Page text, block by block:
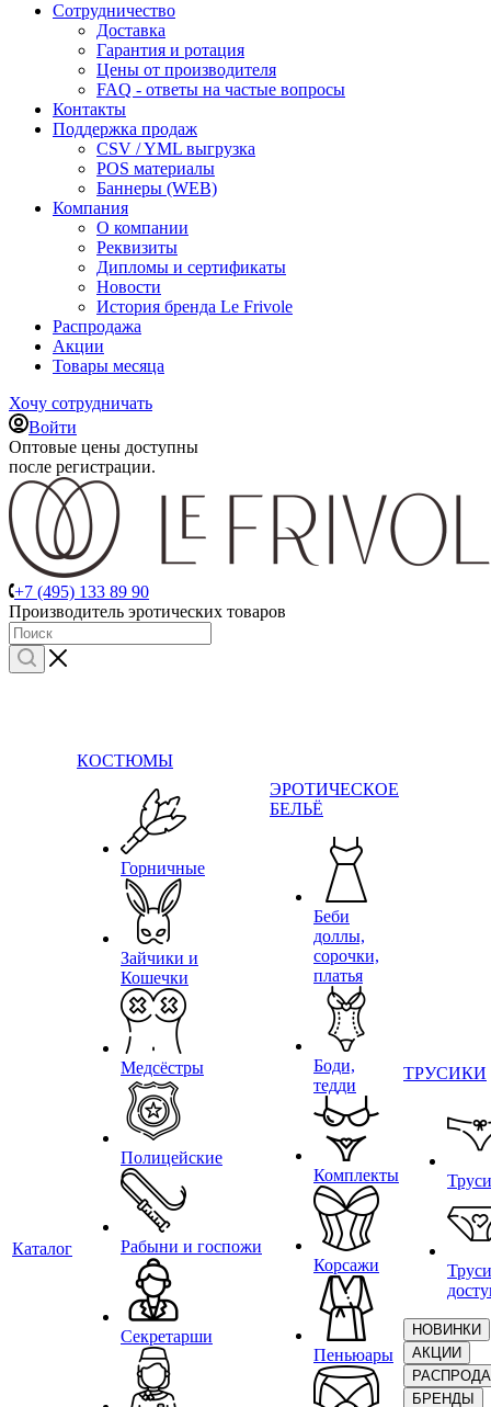
Сотрудничество
Доставка
Гарантия и ротация
Цены от производителя
FAQ - ответы на частые вопросы
Контакты
Поддержка продаж
CSV / YML выгрузка
POS материалы
Баннеры (WEB)
Компания
О компании
Реквизиты
Дипломы и сертификаты
Новости
История бренда Le Frivole
Распродажа
Акции
Товары месяца
Хочу сотрудничать
Войти
Оптовые цены доступны
после регистрации.
+7 (495) 133 89 90
Производитель эротических товаров
Каталог
КОСТЮМЫ
Горничные
Зайчики и
Кошечки
Медсёстры
Полицейские
Рабыни и госпожи
Секретарши
ЭРОТИЧЕСКОЕ
БЕЛЬЁ
Беби
доллы,
сорочки,
платья
Боди,
тедди
Комплекты
Корсажи
Пеньюары
ТРУСИКИ
НОВИНКИ
АКЦИИ
БРЕНДЫ